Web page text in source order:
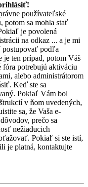
používateľské
potom sa mohla stať
je povolená
na odkaz ... a je mi
postupovať podľa
ten prípad, potom Váš
potrebujú aktiváciu
alebo administrátorom
Keď ste sa
Pokiaľ Vám bol
v ňom uvedených,
sa, že Vaša e-
prečo sa
nežiaducich
Pokiaľ si ste istí,
je platná, kontaktujte